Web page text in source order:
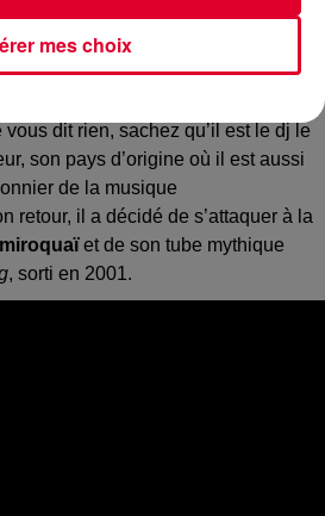
de la semaine sur FG, on a
vous dit rien, sachez qu’il est le dj le
son pays d’origine où il est aussi
de la musique
retour, il a décidé de s’attaquer à la
et de son tube mythique
, sorti en 2001.
mes choix